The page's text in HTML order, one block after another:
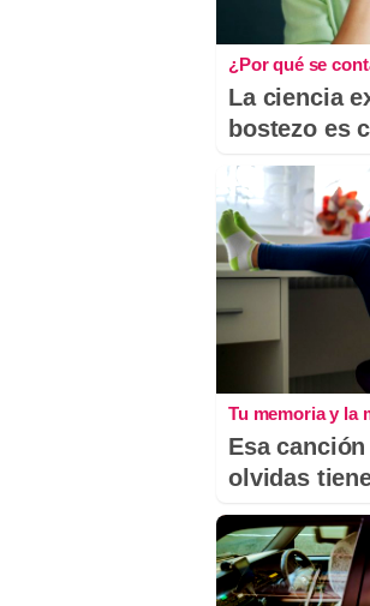
¿Por qué se
La ciencia
bostezo es
Tu memoria y la
Esa
olvidas